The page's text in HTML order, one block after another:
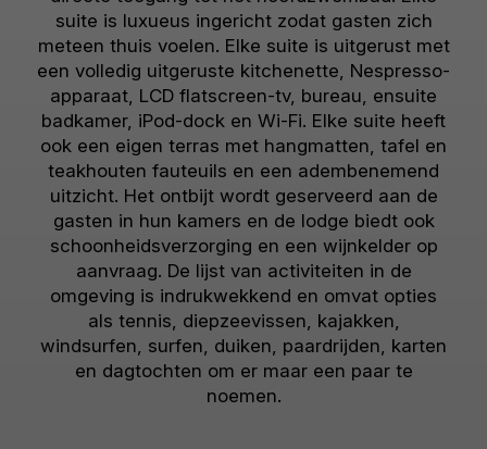
suite is luxueus ingericht zodat gasten zich
meteen thuis voelen. Elke suite is uitgerust met
een volledig uitgeruste kitchenette, Nespresso-
apparaat, LCD flatscreen-tv, bureau, ensuite
badkamer, iPod-dock en Wi-Fi. Elke suite heeft
ook een eigen terras met hangmatten, tafel en
teakhouten fauteuils en een adembenemend
uitzicht. Het ontbijt wordt geserveerd aan de
gasten in hun kamers en de lodge biedt ook
schoonheidsverzorging en een wijnkelder op
aanvraag. De lijst van activiteiten in de
omgeving is indrukwekkend en omvat opties
als tennis, diepzeevissen, kajakken,
windsurfen, surfen, duiken, paardrijden, karten
en dagtochten om er maar een paar te
noemen.